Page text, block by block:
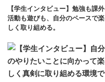
【学生インタビュー】勉強も課外
活動も遊びも、自分のペースで楽
しく取り組める。